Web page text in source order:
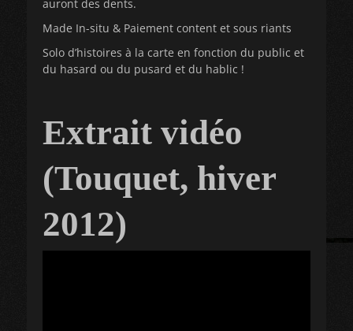
auront des dents.
Made In-situ & Paiement content et sous riants
Solo d’histoires à la carte en fonction du public et
du hasard ou du pusard et du hablic !
Extrait vidéo
(Touquet, hiver
2012)